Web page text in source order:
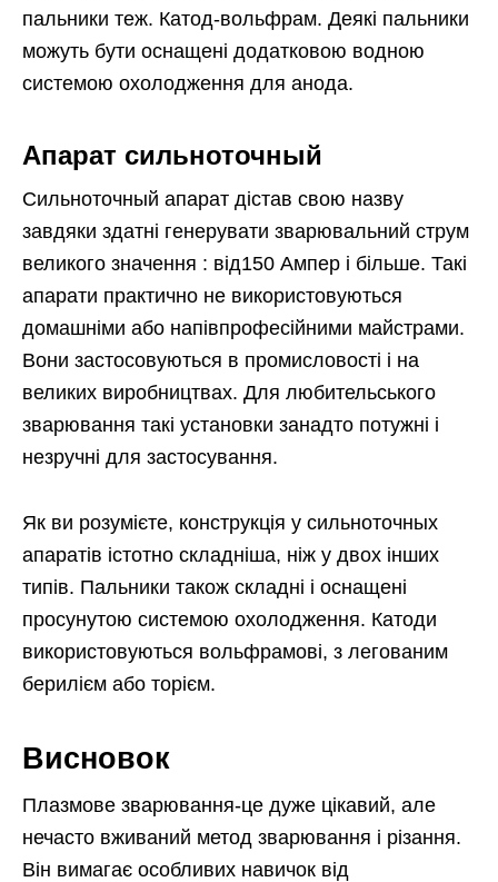
пальники теж. Катод-вольфрам. Деякі пальники
можуть бути оснащені додатковою водною
системою охолодження для анода.
Апарат сильноточный
Сильноточный апарат дістав свою назву
завдяки здатні генерувати зварювальний струм
великого значення : від150 Ампер і більше. Такі
апарати практично не використовуються
домашніми або напівпрофесійними майстрами.
Вони застосовуються в промисловості і на
великих виробництвах. Для любительського
зварювання такі установки занадто потужні і
незручні для застосування.
Як ви розумієте, конструкція у сильноточных
апаратів істотно складніша, ніж у двох інших
типів. Пальники також складні і оснащені
просунутою системою охолодження. Катоди
використовуються вольфрамові, з легованим
берилієм або торієм.
Висновок
Плазмове зварювання-це дуже цікавий, але
нечасто вживаний метод зварювання і різання.
Він вимагає особливих навичок від